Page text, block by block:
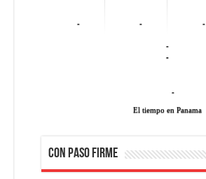
- - -
-
-
-
El tiempo en Panama
CON PASO FIRME